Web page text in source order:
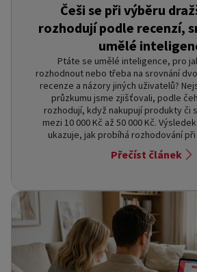
Češi se při výběru
rozhodují podle recenzí,
umělé
Ptáte se umělé inteligence, pro
rozhodnout nebo třeba na srovnání
recenze a názory jiných uživatelů?
průzkumu jsme zjišťovali, podle
rozhodují, když nakupují produkty či
mezi 10 000 Kč až 50 000 Kč.
ukazuje, jak probíhá rozhodování
Přečíst článek